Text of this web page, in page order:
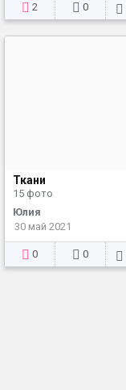
2 0
Ткани
15 фото
Юлия
30 май 2021
0 0